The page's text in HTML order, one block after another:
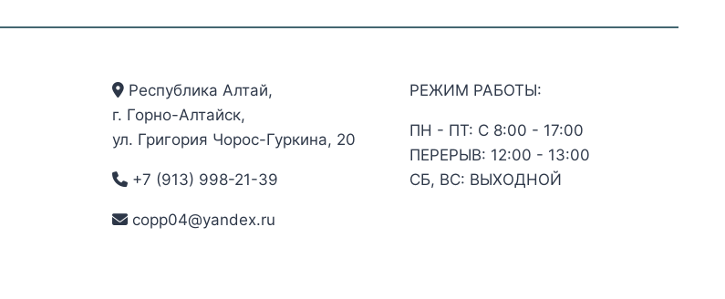
Республика Алтай,
г. Горно-Алтайск,
ул. Григория Чорос-Гуркина, 20
+7 (913) 998-21-39
copp04@yandex.ru
РЕЖИМ РАБОТЫ:
ПН - ПТ: С 8:00 - 17:00
ПЕРЕРЫВ: 12:00 - 13:00
СБ, ВС: ВЫХОДНОЙ